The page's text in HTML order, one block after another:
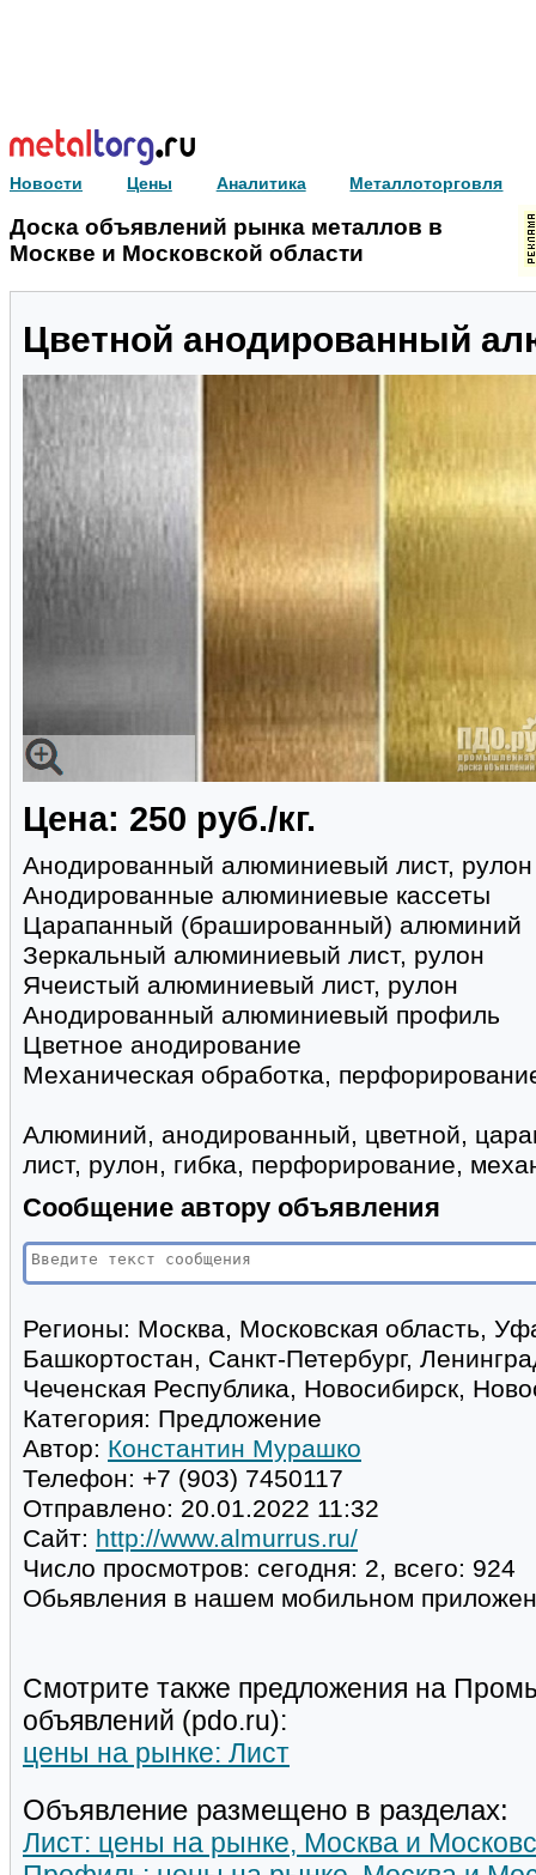
Новости Цены Аналитика Металлоторговля
Доска объявлений рынка металлов в
Москве и Московской области
Цветной анодированный
Цена: 250 руб./кг.
Анодированный алюминиевый лист, рулон
Анодированные алюминиевые кассеты
Царапанный (брашированный) алюминий
Зеркальный алюминиевый лист, рулон
Ячеистый алюминиевый лист, рулон
Анодированный алюминиевый профиль
Цветное анодирование
Механическая обработка,
Алюминий, анодированный, цветной,
лист, рулон, гибка, перфорирование,
Сообщение автору объявления
Регионы: Москва, Московская область,
Башкортостан, Санкт-Петербург,
Чеченская Республика, Новосибирск,
Категория: Предложение
Автор: Константин Мурашко
Телефон: +7 (903) 7450117
Отправлено: 20.01.2022 11:32
Сайт: http://www.almurrus.ru/
Число просмотров: сегодня: 2, всего: 924
Обьявления в нашем мобильном
Смотрите также предложения на
объявлений (pdo.ru):
цены на рынке: Лист
Объявление размещено в разделах:
Лист: цены на рынке, Москва и